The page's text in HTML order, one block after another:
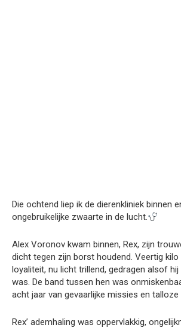
Die ochtend liep ik de dierenkliniek binnen
ongebruikelijke zwaarte in de lucht.
Alex Voronov kwam binnen, Rex, zijn
dicht tegen zijn borst houdend. Veertig
loyaliteit, nu licht trillend, gedragen alsof hij
was. De band tussen hen was
acht jaar van gevaarlijke missies en talloze
Rex’ ademhaling was oppervlakkig,